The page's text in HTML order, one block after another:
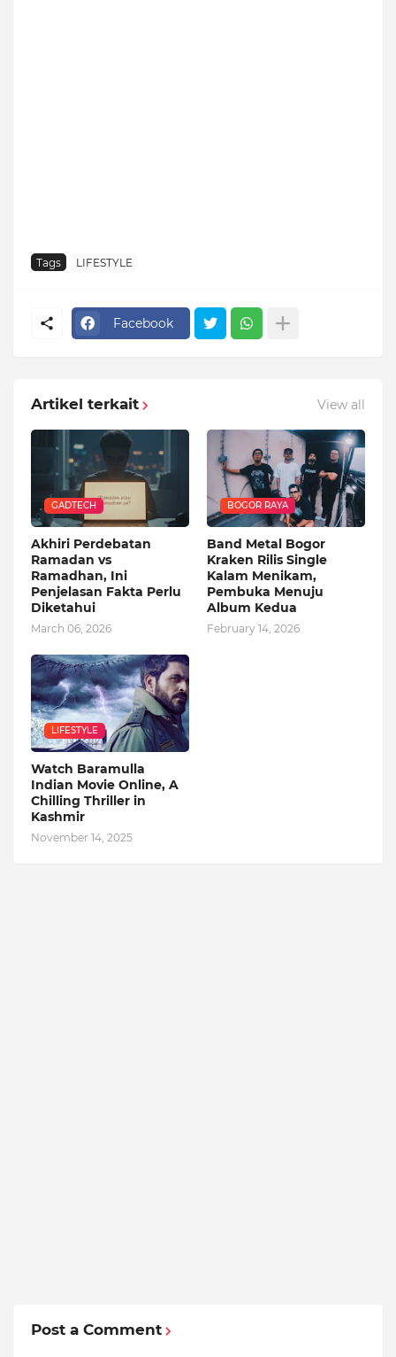
Tags LIFESTYLE
Facebook
Artikel terkait View all
GADTECH
Akhiri Perdebatan
Ramadan vs
Ramadhan, Ini
Penjelasan Fakta Perlu
Diketahui
March 06, 2026
BOGOR RAYA
Band Metal Bogor
Kraken Rilis Single
Kalam Menikam,
Pembuka Menuju
Album Kedua
February 14, 2026
LIFESTYLE
Watch Baramulla
Indian Movie Online, A
Chilling Thriller in
Kashmir
November 14, 2025
Post a Comment